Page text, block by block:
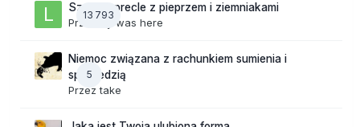
13 793
Szalone precle z pieprzem i ziemniakami
Przez lily was here
5
Niemoc związana z rachunkiem sumienia i
spowiedzią
Przeztake